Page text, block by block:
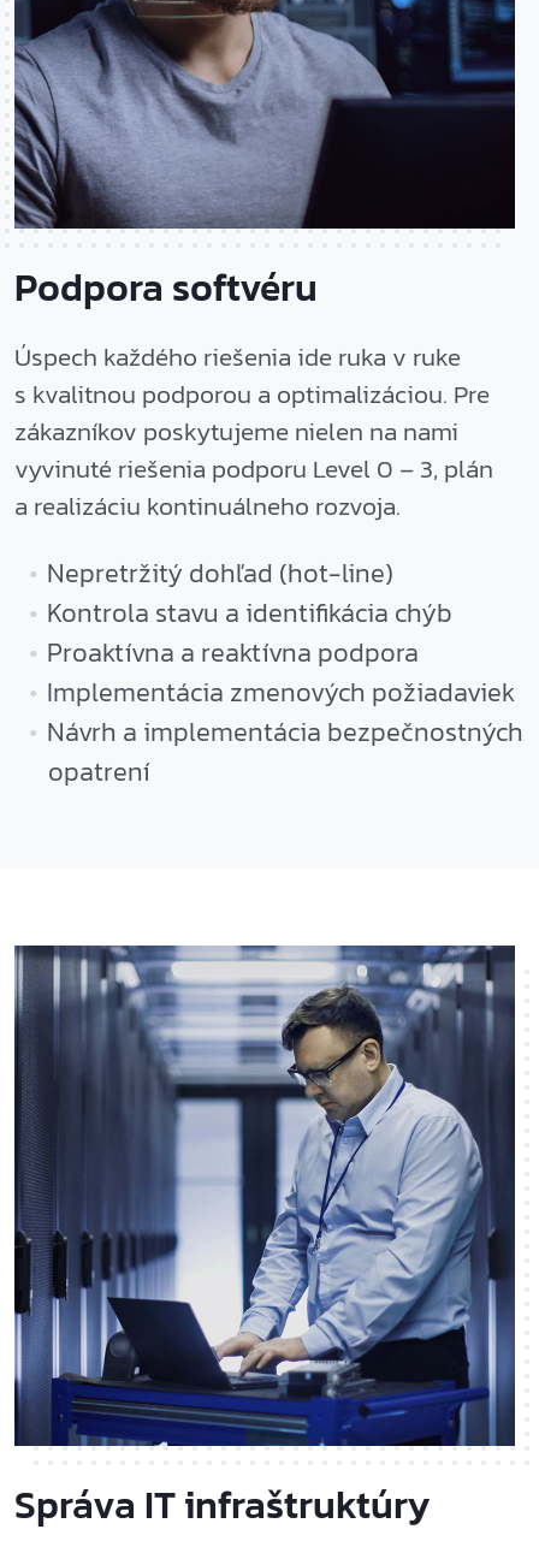
Podpora softvéru
Úspech každého riešenia ide ruka v ruke
s kvalitnou podporou a optimalizáciou. Pre
zákazníkov poskytujeme nielen na nami
vyvinuté riešenia podporu Level 0 – 3, plán
a realizáciu kontinuálneho rozvoja.
Nepretržitý dohľad (hot-line)
Kontrola stavu a identifikácia chýb
Proaktívna a reaktívna podpora
Implementácia zmenových požiadaviek
Návrh a implementácia bezpečnostných
opatrení
Správa IT infraštruktúry